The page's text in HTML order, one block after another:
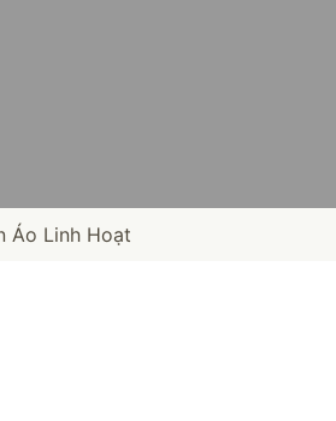
Áo Linh Hoạt